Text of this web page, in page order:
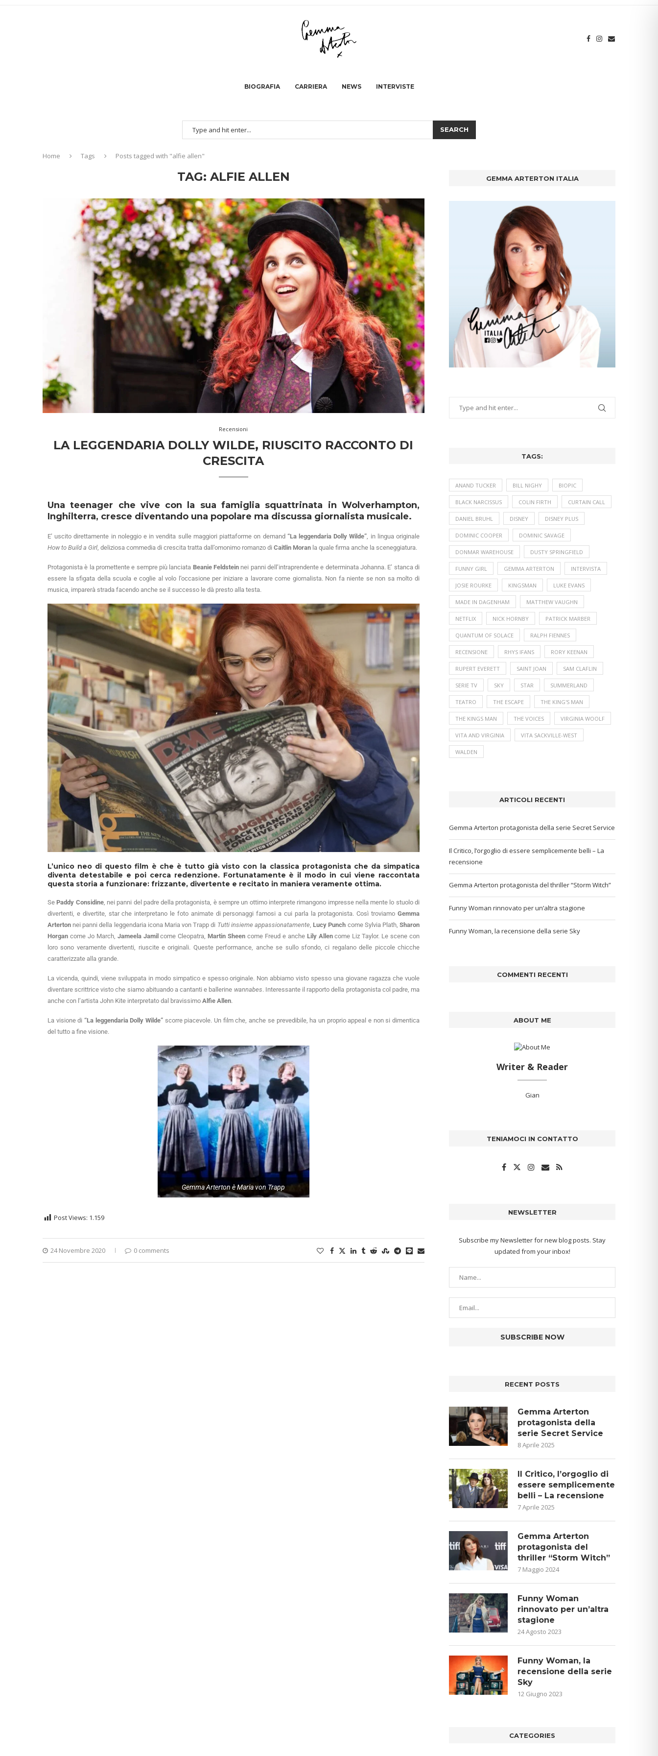
BIOGRAFIA CARRIERA NEWS INTERVISTE
SEARCH
Home Tags Posts tagged with "alfie allen"
TAG: ALFIE ALLEN
Recensioni
LA LEGGENDARIA DOLLY WILDE, RIUSCITO RACCONTO DI
CRESCITA
Una teenager che vive con la sua famiglia squattrinata in Wolverhampton,
Inghilterra, cresce diventando una popolare ma discussa giornalista musicale.
E’ uscito direttamente in noleggio e in vendita sulle maggiori piattaforme on demand “La leggendaria Dolly Wilde”, in lingua originale
How to Build a Girl, deliziosa commedia di crescita tratta dall’omonimo romanzo di Caitlin Moran la quale firma anche la sceneggiatura.
Protagonista è la promettente e sempre più lanciata Beanie Feldstein nei panni dell’intraprendente e determinata Johanna. E’ stanca di
essere la sfigata della scuola e coglie al volo l’occasione per iniziare a lavorare come giornalista. Non fa niente se non sa molto di
musica, imparerà strada facendo anche se il successo le dà presto alla testa.
L’unico neo di questo film è che è tutto già visto con la classica protagonista che da simpatica
diventa detestabile e poi cerca redenzione. Fortunatamente è il modo in cui viene raccontata
questa storia a funzionare: frizzante, divertente e recitato in maniera veramente ottima.
Se Paddy Considine, nei panni del padre della protagonista, è sempre un ottimo interprete rimangono impresse nella mente lo stuolo di
divertenti, e divertite, star che interpretano le foto animate di personaggi famosi a cui parla la protagonista. Così troviamo Gemma
Arterton nei panni della leggendaria icona Maria von Trapp di Tutti insieme appassionatamente, Lucy Punch come Sylvia Plath,Sharon
Horgan come Jo March, Jameela Jamil come Cleopatra, Martin Sheen come Freud e anche Lily Allencome Liz Taylor. Le scene con
loro sono veramente divertenti, riuscite e originali. Queste performance, anche se sullo sfondo, ci regalano delle piccole chicche
caratterizzate alla grande.
La vicenda, quindi, viene sviluppata in modo simpatico e spesso originale. Non abbiamo visto spesso una giovane ragazza che vuole
diventare scrittrice visto che siamo abituando a cantanti e ballerine wannabes. Interessante il rapporto della protagonista col padre, ma
anche con l’artista John Kite interpretato dal bravissimo Alfie Allen.
La visione di“La leggendaria Dolly Wilde” scorre piacevole. Un film che, anche se prevedibile, ha un proprio appeal e non si dimentica
del tutto a fine visione.
Gemma Arterton è Maria von Trapp
Post Views: 1.159
24 Novembre 2020 0 comments
GEMMA ARTERTON ITALIA
TAGS:
ANAND TUCKER BILL NIGHY BIOPIC
BLACK NARCISSUS COLIN FIRTH CURTAIN CALL
DANIEL BRUHL DISNEY DISNEY PLUS
DOMINIC COOPER DOMINIC SAVAGE
DONMAR WAREHOUSE DUSTY SPRINGFIELD
FUNNY GIRL GEMMA ARTERTON INTERVISTA
JOSIE ROURKE KINGSMAN LUKE EVANS
MADE IN DAGENHAM MATTHEW VAUGHN
NETFLIX NICK HORNBY PATRICK MARBER
QUANTUM OF SOLACE RALPH FIENNES
RECENSIONE RHYS IFANS RORY KEENAN
RUPERT EVERETT SAINT JOAN SAM CLAFLIN
SERIE TV SKY STAR SUMMERLAND
TEATRO THE ESCAPE THE KING'S MAN
THE KINGS MAN THE VOICES VIRGINIA WOOLF
VITA AND VIRGINIA VITA SACKVILLE-WEST
WALDEN
ARTICOLI RECENTI
Gemma Arterton protagonista della serie Secret Service
Il Critico, l’orgoglio di essere semplicemente belli – La
recensione
Gemma Arterton protagonista del thriller “Storm Witch”
Funny Woman rinnovato per un’altra stagione
Funny Woman, la recensione della serie Sky
COMMENTI RECENTI
ABOUT ME
Writer & Reader
Gian
TENIAMOCI IN CONTATTO
NEWSLETTER
Subscribe my Newsletter for new blog posts. Stay
updated from your inbox!
RECENT POSTS
Gemma Arterton
protagonista della
serie Secret Service
8 Aprile 2025
Il Critico, l’orgoglio di
essere semplicemente
belli – La recensione
7 Aprile 2025
Gemma Arterton
protagonista del
thriller “Storm Witch”
7 Maggio 2024
Funny Woman
rinnovato per un’altra
stagione
24 Agosto 2023
Funny Woman, la
recensione della serie
Sky
12 Giugno 2023
CATEGORIES